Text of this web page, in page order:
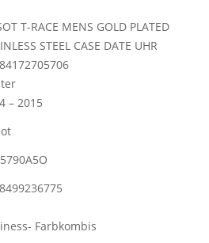
T-RACE MENS GOLD PLATED
STEEL CASE DATE UHR
– 2015
Farbkombis